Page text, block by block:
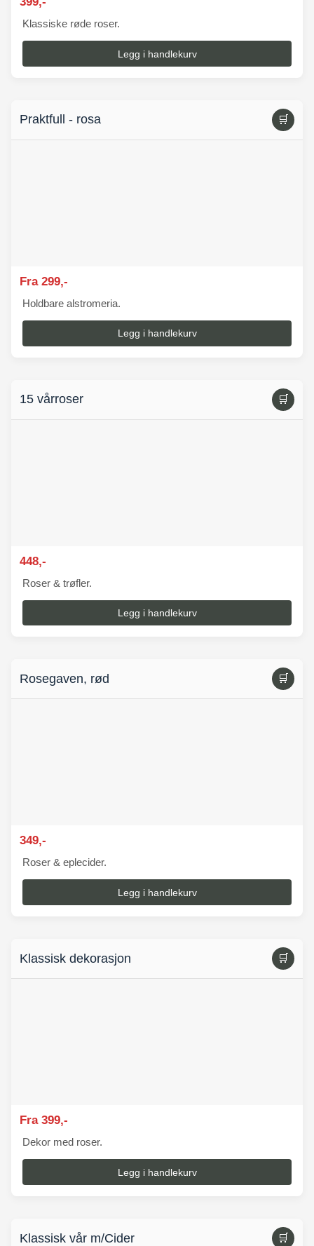
Klassiske røde roser.
Legg i handlekurv
Praktfull - rosa 🛒
Fra 299,-
Holdbare alstromeria.
Legg i handlekurv
15 vårroser 🛒
448,-
Roser & trøfler.
Legg i handlekurv
Rosegaven, rød 🛒
349,-
Roser & eplecider.
Legg i handlekurv
Klassisk dekorasjon 🛒
Fra 399,-
Dekor med roser.
Legg i handlekurv
Klassisk vår m/Cider 🛒